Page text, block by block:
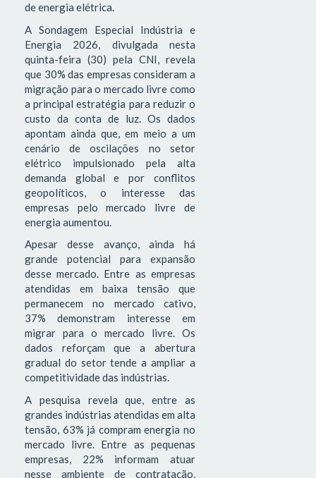
de energia elétrica.
A Sondagem Especial Indústria e
Energia 2026, divulgada nesta
quinta-feira (30) pela CNI, revela
que 30% das empresas consideram a
migração para o mercado livre como
a principal estratégia para reduzir o
custo da conta de luz. Os dados
apontam ainda que, em meio a um
cenário de oscilações no setor
elétrico impulsionado pela alta
demanda global e por conflitos
geopolíticos, o interesse das
empresas pelo mercado livre de
energia aumentou.
Apesar desse avanço, ainda há
grande potencial para expansão
desse mercado. Entre as empresas
atendidas em baixa tensão que
permanecem no mercado cativo,
37% demonstram interesse em
migrar para o mercado livre. Os
dados reforçam que a abertura
gradual do setor tende a ampliar a
competitividade das indústrias.
A pesquisa revela que, entre as
grandes indústrias atendidas em alta
tensão, 63% já compram energia no
mercado livre. Entre as pequenas
empresas, 22% informam atuar
nesse ambiente de contratação,